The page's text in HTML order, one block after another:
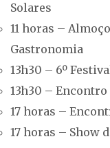
Solares
11 horas –
Gastronomia
13h30 – 6º
13h30 – Encontro
17 horas –
17 horas – Show